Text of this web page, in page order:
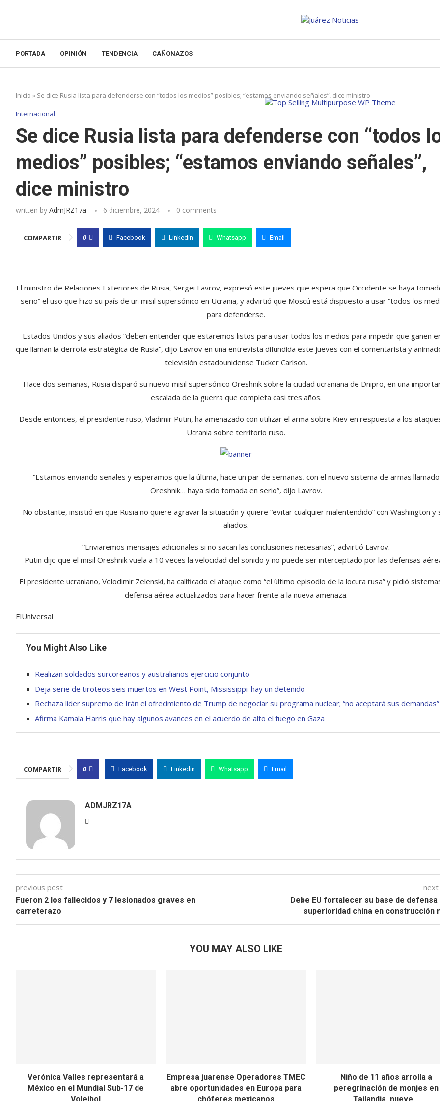
PORTADA OPINIÓN TENDENCIA CAÑONAZOS
Inicio » Se dice Rusia lista para defenderse con “todos los medios” posibles; “estamos enviando señales”, dice ministro
Internacional
Se dice Rusia lista para defenderse con “todos
medios” posibles; “estamos enviando señales”,
dice ministro
written by AdmJRZ17a 6 diciembre, 2024 0 comments
COMPARTIR 0 Facebook Linkedin Whatsapp Email
El ministro de Relaciones Exteriores de Rusia, Sergei Lavrov, expresó este jueves que espera que Occidente se haya
serio” el uso que hizo su país de un misil supersónico en Ucrania, y advirtió que Moscú está dispuesto a usar “todos los
para defenderse.
Estados Unidos y sus aliados “deben entender que estaremos listos para usar todos los medios para impedir que ganen
que llaman la derrota estratégica de Rusia”, dijo Lavrov en una entrevista difundida este jueves con el comentarista y
televisión estadounidense Tucker Carlson.
Hace dos semanas, Rusia disparó su nuevo misil supersónico Oreshnik sobre la ciudad ucraniana de Dnipro, en una
escalada de la guerra que completa casi tres años.
Desde entonces, el presidente ruso, Vladimir Putin, ha amenazado con utilizar el arma sobre Kiev en respuesta a los
Ucrania sobre territorio ruso.
“Estamos enviando señales y esperamos que la última, hace un par de semanas, con el nuevo sistema de armas llamado
Oreshnik… haya sido tomada en serio”, dijo Lavrov.
No obstante, insistió en que Rusia no quiere agravar la situación y quiere “evitar cualquier malentendido” con Washington y
aliados.
“Enviaremos mensajes adicionales si no sacan las conclusiones necesarias”, advirtió Lavrov.
Putin dijo que el misil Oreshnik vuela a 10 veces la velocidad del sonido y no puede ser interceptado por las defensas
El presidente ucraniano, Volodimir Zelenski, ha calificado el ataque como “el último episodio de la locura rusa” y pidió
defensa aérea actualizados para hacer frente a la nueva amenaza.
ElUniversal
You Might Also Like
Realizan soldados surcoreanos y australianos ejercicio conjunto
Deja serie de tiroteos seis muertos en West Point, Mississippi; hay un detenido
Rechaza líder supremo de Irán el ofrecimiento de Trump de negociar su programa nuclear; “no aceptará sus demandas”
Afirma Kamala Harris que hay algunos avances en el acuerdo de alto el fuego en Gaza
COMPARTIR 0 Facebook Linkedin Whatsapp Email
ADMJRZ17A
previous post
Fueron 2 los fallecidos y 7 lesionados graves en
carreterazo
Debe EU fortalecer su base de defensa
superioridad china en construcción
YOU MAY ALSO LIKE
Verónica Valles representará a
México en el Mundial Sub-17 de
Voleibol
Empresa juarense Operadores TMEC
abre oportunidades en Europa para
chóferes mexicanos
Niño de 11 años arrolla a
peregrinación de monjes en
Tailandia, nueve...